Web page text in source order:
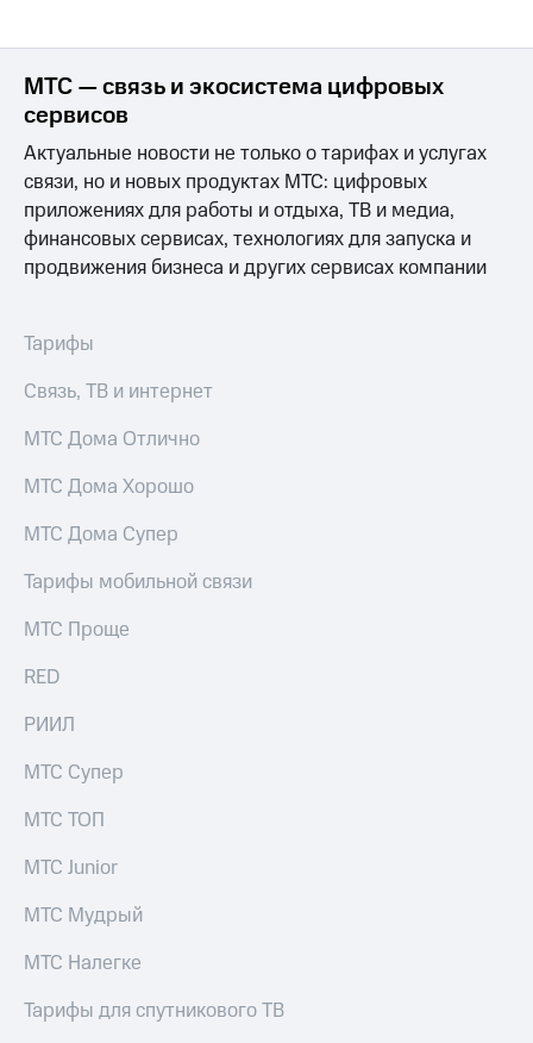
МТС — связь и экосистема цифровых
сервисов
Актуальные новости не только о тарифах и услугах
связи, но и новых продуктах МТС: цифровых
приложениях для работы и отдыха, ТВ и медиа,
финансовых сервисах, технологиях для запуска и
продвижения бизнеса и других сервисах компании
Тарифы
Связь, ТВ и интернет
МТС Дома Отлично
МТС Дома Хорошо
МТС Дома Супер
Тарифы мобильной связи
МТС Проще
RED
РИИЛ
МТС Супер
МТС ТОП
МТС Junior
МТС Мудрый
МТС Налегке
Тарифы для спутникового ТВ